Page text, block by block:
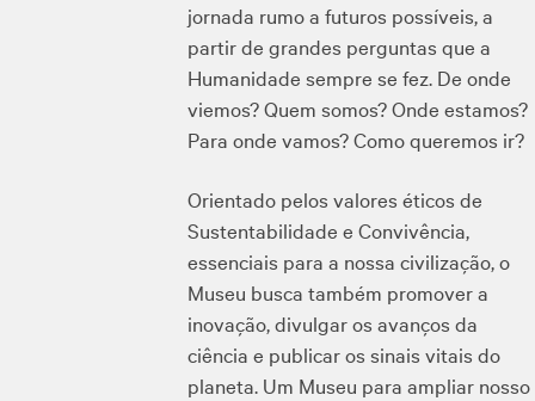
jornada rumo a futuros possíveis, a
partir de grandes perguntas que a
Humanidade sempre se fez. De onde
viemos? Quem somos? Onde estamos?
Para onde vamos? Como queremos ir?
Orientado pelos valores éticos de
Sustentabilidade e Convivência,
essenciais para a nossa civilização, o
Museu busca também promover a
inovação, divulgar os avanços da
ciência e publicar os sinais vitais do
planeta. Um Museu para ampliar nosso